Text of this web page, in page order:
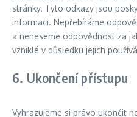
stránky. Tyto odkazy jsou
informaci. Nepřebíráme
a neneseme odpovědnost za
vzniklé v důsledku jejich
6. Ukončení přístupu
Vyhrazujeme si právo ukončit